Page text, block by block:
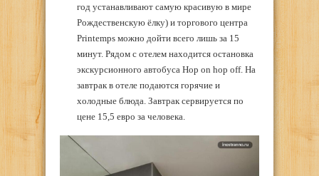
год устанавливают самую красивую в мире
Рождественскую ёлку) и торгового центра
Printemps можно дойти всего лишь за 15
минут. Рядом с отелем находится остановка
экскурсионного автобуса Hop on hop off. На
завтрак в отеле подаются горячие и
холодные блюда. Завтрак сервируется по
цене 15,5 евро за человека.